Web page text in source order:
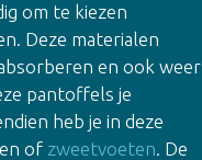
om te kiezen
Deze materialen
en ook weer
pantoffels je
heb je in deze
of zweetvoeten. De